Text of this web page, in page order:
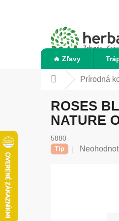
🔥 Zľavy
DomovPrírodná
ROSES
NATURE
5880
Tip
Priemerné